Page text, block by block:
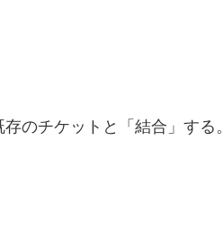
のチケットと「結合」する。